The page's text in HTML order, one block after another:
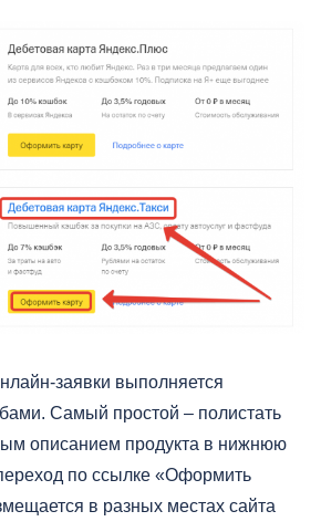
заявки выполняется
Самый простой – полистать
описанием продукта в нижнюю
по ссылке «Оформить
в разных местах сайта